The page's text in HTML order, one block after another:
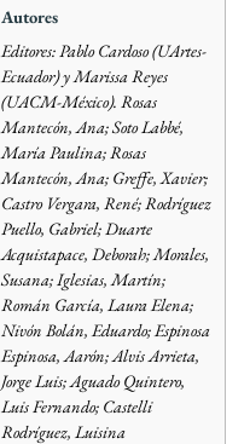
Autores
Editores: Pablo Cardoso (UArtes-
Ecuador) y Marissa Reyes
(UACM-México). Rosas
Mantecón, Ana; Soto Labbé,
María Paulina; Rosas
Mantecón, Ana; Greffe, Xavier;
Castro Vergara, René; Rodríguez
Puello, Gabriel; Duarte
Acquistapace, Deborah; Morales,
Susana; Iglesias, Martín;
Román García, Laura Elena;
Nivón Bolán, Eduardo; Espinosa
Espinosa, Aarón; Alvis Arrieta,
Jorge Luis; Aguado Quintero,
Luis Fernando; Castelli
Rodríguez, Luisina